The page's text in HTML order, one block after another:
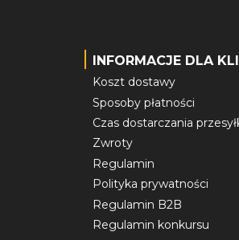
INFORMACJE DLA
Koszt dostawy
Sposoby płatności
Czas dostarczania
Zwroty
Regulamin
Polityka prywatności
Regulamin B2B
Regulamin konkursu